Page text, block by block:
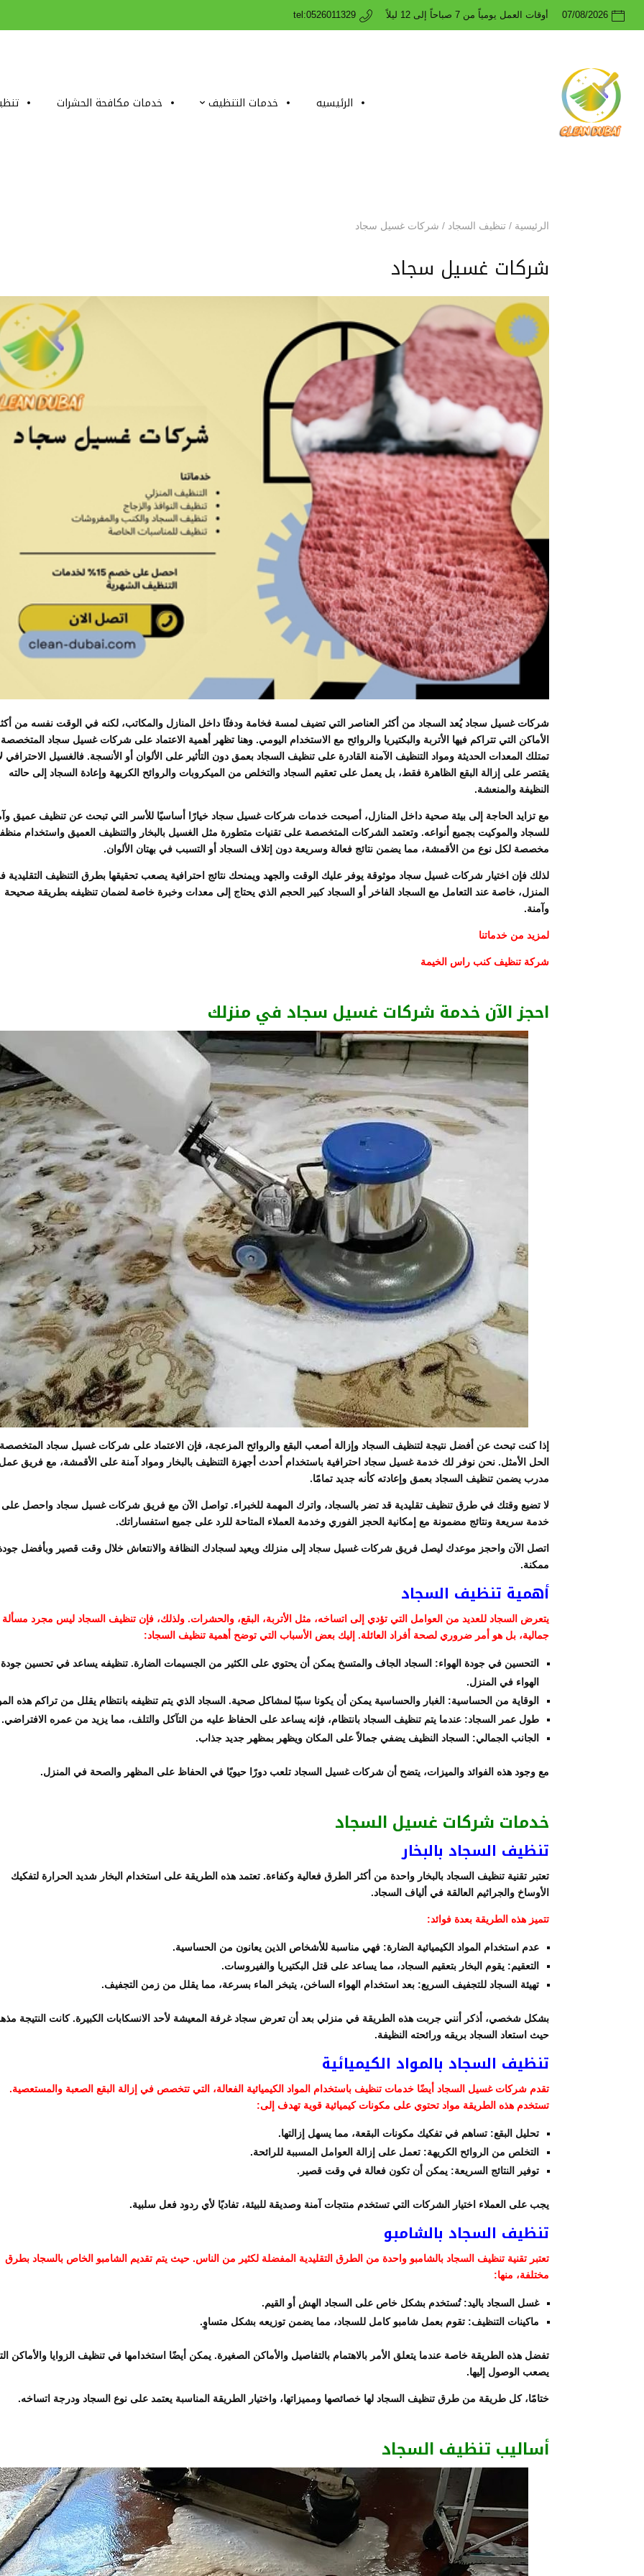
07/08/2026 أوقات العمل يومياً من 7 صباحاً إلى 12 ليلاً tel:0526011329
الرئيسيه خدمات التنظيف خدمات مكافحة الحشرات
الرئيسية / تنظيف السجاد / شركات غسيل سجاد
شركات غسيل سجاد
شركات غسيل سجاد يُعد السجاد من أكثر العناصر التي تضيف لمسة فخامة ودفئًا داخل المنازل والمكاتب، لكنه في الوقت نفسه من
الأماكن التي تتراكم فيها الأتربة والبكتيريا والروائح مع الاستخدام اليومي. وهنا تظهر أهمية الاعتماد على شركات غسيل سجاد
تمتلك المعدات الحديثة ومواد التنظيف الآمنة القادرة على تنظيف السجاد بعمق دون التأثير على الألوان أو الأنسجة. فالغسيل الاحترافي
يقتصر على إزالة البقع الظاهرة فقط، بل يعمل على تعقيم السجاد والتخلص من الميكروبات والروائح الكريهة وإعادة السجاد إلى حالته
النظيفة والمنعشة.
مع تزايد الحاجة إلى بيئة صحية داخل المنازل، أصبحت خدمات شركات غسيل سجاد خيارًا أساسيًا للأسر التي تبحث عن تنظيف عميق
للسجاد والموكيت بجميع أنواعه. وتعتمد الشركات المتخصصة على تقنيات متطورة مثل الغسيل بالبخار والتنظيف العميق واستخدام
مخصصة لكل نوع من الأقمشة، مما يضمن نتائج فعالة وسريعة دون إتلاف السجاد أو التسبب في بهتان الألوان.
لذلك فإن اختيار شركات غسيل سجاد موثوقة يوفر عليك الوقت والجهد ويمنحك نتائج احترافية يصعب تحقيقها بطرق التنظيف التقليدية
المنزل، خاصة عند التعامل مع السجاد الفاخر أو السجاد كبير الحجم الذي يحتاج إلى معدات وخبرة خاصة لضمان تنظيفه بطريقة صحيحة
وآمنة.
لمزيد من خدماتنا
شركة تنظيف كنب راس الخيمة
احجز الآن خدمة شركات غسيل سجاد في منزلك
إذا كنت تبحث عن أفضل نتيجة لتنظيف السجاد وإزالة أصعب البقع والروائح المزعجة، فإن الاعتماد على شركات غسيل سجاد
الحل الأمثل. نحن نوفر لك خدمة غسيل سجاد احترافية باستخدام أحدث أجهزة التنظيف بالبخار ومواد آمنة على الأقمشة، مع فريق
مدرب يضمن تنظيف السجاد بعمق وإعادته كأنه جديد تمامًا.
لا تضيع وقتك في طرق تنظيف تقليدية قد تضر بالسجاد، واترك المهمة للخبراء. تواصل الآن مع فريق شركات غسيل سجاد واحصل على
خدمة سريعة ونتائج مضمونة مع إمكانية الحجز الفوري وخدمة العملاء المتاحة للرد على جميع استفساراتك.
اتصل الآن واحجز موعدك ليصل فريق شركات غسيل سجاد إلى منزلك ويعيد لسجادك النظافة والانتعاش خلال وقت قصير وبأفضل
ممكنة.
أهمية تنظيف السجاد
يتعرض السجاد للعديد من العوامل التي تؤدي إلى اتساخه، مثل الأتربة، البقع، والحشرات. ولذلك، فإن تنظيف السجاد ليس مجرد مسألة
جمالية، بل هو أمر ضروري لصحة أفراد العائلة. إليك بعض الأسباب التي توضح أهمية تنظيف السجاد:
التحسين في جودة الهواء: السجاد الجاف والمتسخ يمكن أن يحتوي على الكثير من الجسيمات الضارة. تنظيفه يساعد في تحسين جودة
الهواء في المنزل.
الوقاية من الحساسية: الغبار والحساسية يمكن أن يكونا سببًا لمشاكل صحية. السجاد الذي يتم تنظيفه بانتظام يقلل من تراكم هذه
طول عمر السجاد: عندما يتم تنظيف السجاد بانتظام، فإنه يساعد على الحفاظ عليه من التآكل والتلف، مما يزيد من عمره الافتراضي.
الجانب الجمالي: السجاد النظيف يضفي جمالاً على المكان ويظهر بمظهر جديد جذاب.
مع وجود هذه الفوائد والميزات، يتضح أن شركات غسيل السجاد تلعب دورًا حيويًا في الحفاظ على المظهر والصحة في المنزل.
خدمات شركات غسيل السجاد
تنظيف السجاد بالبخار
تعتبر تقنية تنظيف السجاد بالبخار واحدة من أكثر الطرق فعالية وكفاءة. تعتمد هذه الطريقة على استخدام البخار شديد الحرارة لتفكيك
الأوساخ والجراثيم العالقة في ألياف السجاد.
تتميز هذه الطريقة بعدة فوائد:
عدم استخدام المواد الكيميائية الضارة: فهي مناسبة للأشخاص الذين يعانون من الحساسية.
التعقيم: يقوم البخار بتعقيم السجاد، مما يساعد على قتل البكتيريا والفيروسات.
تهيئة السجاد للتجفيف السريع: بعد استخدام الهواء الساخن، يتبخر الماء بسرعة، مما يقلل من زمن التجفيف.
بشكل شخصي، أذكر أنني جربت هذه الطريقة في منزلي بعد أن تعرض سجاد غرفة المعيشة لأحد الانسكابات الكبيرة. كانت النتيجة
حيث استعاد السجاد بريقه ورائحته النظيفة.
تنظيف السجاد بالمواد الكيميائية
تقدم شركات غسيل السجاد أيضًا خدمات تنظيف باستخدام المواد الكيميائية الفعالة، التي تتخصص في إزالة البقع الصعبة والمستعصية.
تستخدم هذه الطريقة مواد تحتوي على مكونات كيميائية قوية تهدف إلى:
تحليل البقع: تساهم في تفكيك مكونات البقعة، مما يسهل إزالتها.
التخلص من الروائح الكريهة: تعمل على إزالة العوامل المسببة للرائحة.
توفير النتائج السريعة: يمكن أن تكون فعالة في وقت قصير.
يجب على العملاء اختيار الشركات التي تستخدم منتجات آمنة وصديقة للبيئة، تفاديًا لأي ردود فعل سلبية.
تنظيف السجاد بالشامبو
تعتبر تقنية تنظيف السجاد بالشامبو واحدة من الطرق التقليدية المفضلة لكثير من الناس. حيث يتم تقديم الشامبو الخاص بالسجاد بطرق
مختلفة، منها:
غسل السجاد باليد: تُستخدم بشكل خاص على السجاد الهش أو القيم.
ماكينات التنظيف: تقوم بعمل شامبو كامل للسجاد، مما يضمن توزيعه بشكل متساوٍ.
تفضل هذه الطريقة خاصة عندما يتعلق الأمر بالاهتمام بالتفاصيل والأماكن الصغيرة. يمكن أيضًا استخدامها في تنظيف الزوايا والأماكن
يصعب الوصول إليها.
ختامًا، كل طريقة من طرق تنظيف السجاد لها خصائصها ومميزاتها، واختيار الطريقة المناسبة يعتمد على نوع السجاد ودرجة اتساخه.
أساليب تنظيف السجاد